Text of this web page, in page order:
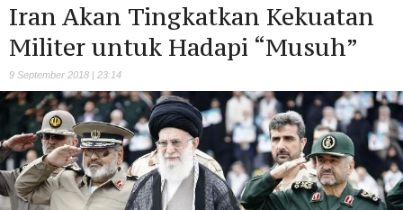
Iran Akan Tingkatkan Kekuatan
Militer untuk Hadapi “Musuh”
9 September 2018 | 23:14